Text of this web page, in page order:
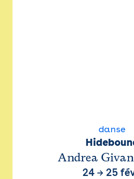
danse
Andrea
24→ 25